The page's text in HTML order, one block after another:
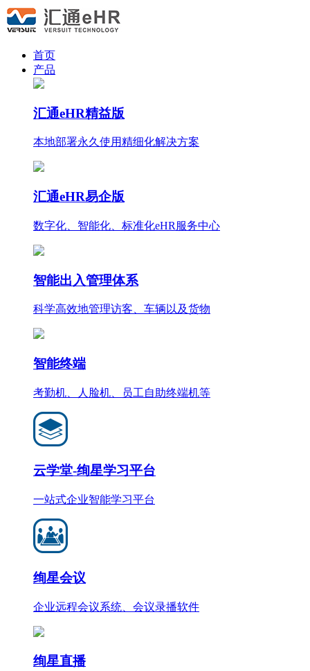
首页
产品
汇通eHR精益版
本地部署永久使用精细化解决方案
汇通eHR易企版
数字化、智能化、标准化eHR服务中心
智能出入管理体系
科学高效地管理访客、车辆以及货物
智能终端
考勤机、人脸机、员工自助终端机等
云学堂-绚星学习平台
一站式企业智能学习平台
绚星会议
企业远程会议系统、会议录播软件
绚星直播